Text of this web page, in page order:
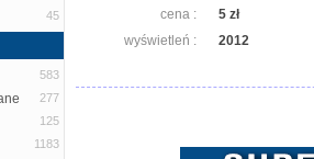
45
583
277
125
1183
cena :
5 zł
wyświetleń :
2012